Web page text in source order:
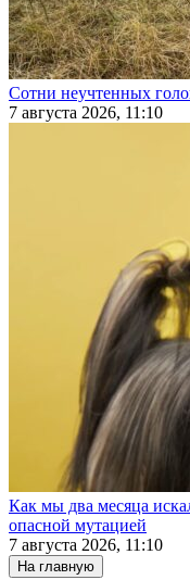
Сотни неучтенных
7 августа 2026, 11:10
Как мы два месяца
опасной мутацией
7 августа 2026, 11:10
На главную